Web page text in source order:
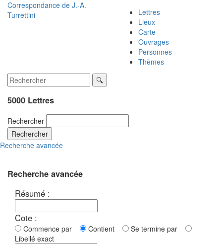
Correspondance de J.-A.
Turrettini
Lettres
Lieux
Carte
Ouvrages
Personnes
Thèmes
5000 Lettres
Rechercher
Rechercher
Recherche avancée
Recherche avancée
Résumé :
Cote :
Commence par Contient
Se termine par
Libellé exact